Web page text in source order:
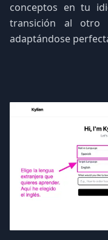
conceptos en tu
transición al otro
adaptándose